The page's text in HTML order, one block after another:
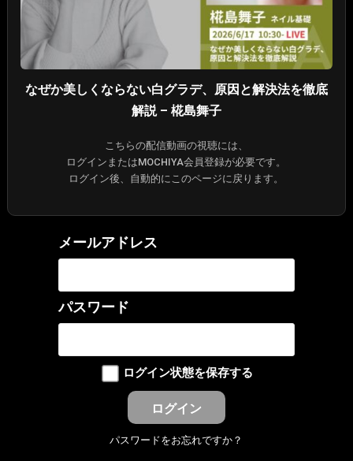
なぜか美しくならない白グラデ、原因と解決法を徹底
解説 – 椛島舞子
こちらの配信動画の視聴には、
ログインまたはMOCHIYA会員登録が必要です。
ログイン後、自動的にこのページに戻ります。
メールアドレス
パスワード
ログイン状態を保存する
パスワードをお忘れですか？